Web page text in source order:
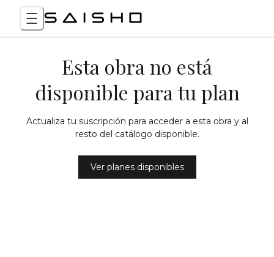
Esta obra no está
disponible para tu plan
Actualiza tu suscripción para acceder a esta obra y al
resto del catálogo disponible.
Ver planes disponibles